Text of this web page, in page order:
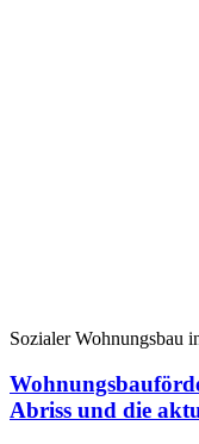
Sozialer Wohnungsbau
Abriss und die